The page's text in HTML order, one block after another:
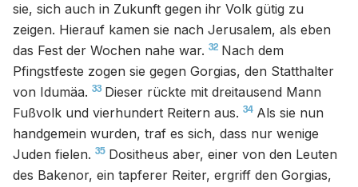
sie, sich auch in Zukunft gegen ihr Volk gütig zu
zeigen. Hierauf kamen sie nach Jerusalem, als eben
das Fest der Wochen nahe war. 32 Nach dem
Pfingstfeste zogen sie gegen Gorgias, den Statthalter
von Idumäa. 33 Dieser rückte mit dreitausend Mann
Fußvolk und vierhundert Reitern aus. 34 Als sie nun
handgemein wurden, traf es sich, dass nur wenige
Juden fielen. 35 Dositheus aber, einer von den Leuten
des Bakenor, ein tapferer Reiter, ergriff den Gorgias,